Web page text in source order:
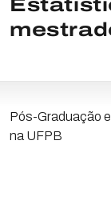
Pós-Graduação
na UFPB